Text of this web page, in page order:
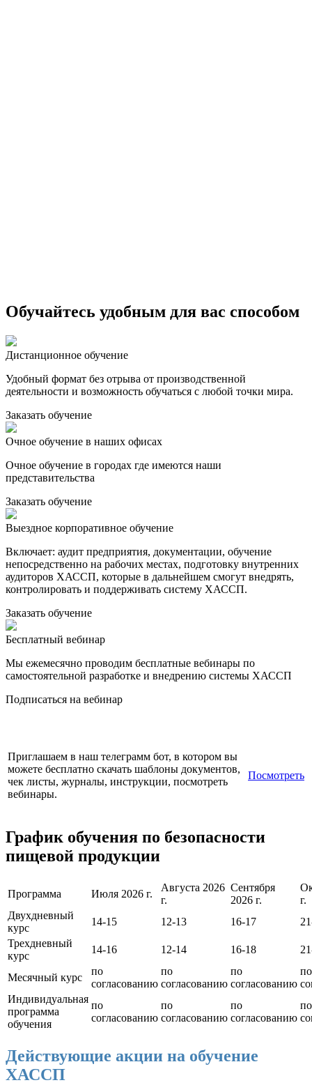
Обучайтесь удобным для вас способом
Дистанционное обучение
Удобный формат без отрыва от производственной
деятельности и возможность обучаться с любой точки мира.
Заказать обучение
Очное обучение в наших офисах
Очное обучение в городах где имеются наши
представительства
Заказать обучение
Выездное корпоративное обучение
Включает: аудит предприятия, документации, обучение
непосредственно на рабочих местах, подготовку внутренних
аудиторов ХАССП, которые в дальнейшем смогут внедрять,
контролировать и поддерживать систему ХАССП.
Заказать обучение
Бесплатный вебинар
Мы ежемесячно проводим бесплатные вебинары по
самостоятельной разработке и внедрению системы ХАССП
Подписаться на вебинар
Приглашаем в наш телеграмм бот, в котором вы
можете бесплатно скачать шаблоны документов,
чек листы, журналы, инструкции, посмотреть
вебинары.
Посмотреть
График обучения по безопасности
пищевой продукции
Программа Июля 2026 г.
Августа 2026
г.
Сентября
2026 г.
г.
Двухдневный
курс
14-15 12-13 16-17
Трехдневный
курс
14-16 12-14 16-18
Месячный курс
по
согласованию
по
согласованию
по
согласованию
по
Индивидуальная
программа
обучения
по
согласованию
по
согласованию
по
согласованию
по
Действующие акции на обучение
ХАССП